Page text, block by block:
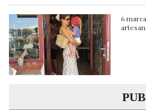
6
PUB